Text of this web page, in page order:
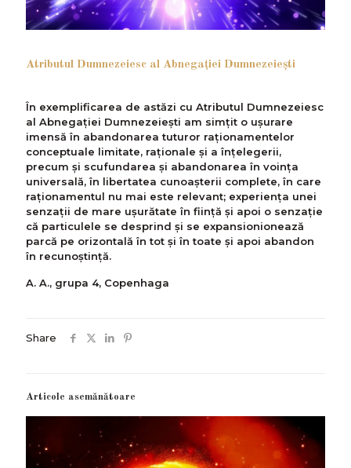
Atributul Dumnezeiesc al Abnegației Dumnezeiești
În exemplificarea de astăzi cu Atributul Dumnezeiesc
al Abnegației Dumnezeiești am simțit o ușurare
imensă în abandonarea tuturor raționamentelor
conceptuale limitate, raționale și a înțelegerii,
precum și scufundarea și abandonarea în voința
universală, în libertatea cunoașterii complete, în care
raționamentul nu mai este relevant; experiența unei
senzații de mare ușurătate în ființă și apoi o senzație
că particulele se desprind și se expansionionează
parcă pe orizontală în tot și în toate și apoi abandon
în recunoștință.
A. A., grupa 4, Copenhaga
Share
Articole asemănătoare